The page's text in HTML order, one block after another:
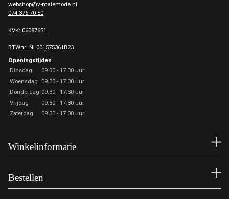
webshop@v-malemode.nl
074-376 70 50
KVK: 06087651
BTWnr: NL001575361B23
Openingstijden
Dinsdag
09.30 - 17.30 uur
Woensdag
09.30 - 17.30 uur
Donderdag 09.30 - 17.30 uur
Vrijdag
09.30 - 17.30 uur
Zaterdag
09.30 - 17.00 uur
Winkelinformatie
Bestellen